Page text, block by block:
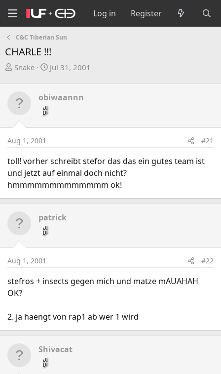
Log in Register
C&C Tiberian Sun
CHARLE !!!
T
e
d
t
r
t
e
r
Snake
S
r
Jul 31, 2001
obiwaannn
Aug 1, 2001 #21
toll! vorher schreibt stefor das das ein gutes team ist
und jetzt auf einmal doch nicht?
hmmmmmmmmmmmmm ok!
patrick
Aug 1, 2001 #22
stefros + insects gegen mich und matze mAUAHAH
OK?
2. ja haengt von rap1 ab wer 1 wird
Shivacat